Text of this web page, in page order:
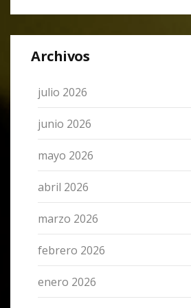
Archivos
julio 2026
junio 2026
mayo 2026
abril 2026
marzo 2026
febrero 2026
enero 2026